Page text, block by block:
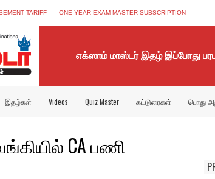
TARIFF ONE YEAR EXAM MASTER SUBSCRIPTION
எக்ஸாம் மாஸ்டர் இதழ் இப்போது
இதழ்கள் Videos Quiz Master கட்டுரைகள் பொது
CA பணி